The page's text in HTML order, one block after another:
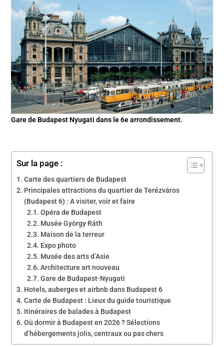
Gare de Budapest Nyugati dans le 6e arrondissement.
Sur la page :
Carte des quartiers de Budapest
Principales attractions du quartier de Terézváros
(Budapest 6) : A visiter, voir et faire
Opéra de Budapest
Musée György Ráth
Maison de la terreur
Expo photo
Musée des arts d’Asie
Architecture art nouveau
Gare de Budapest-Nyugati
Hotels, auberges et airbnb dans Budapest 6
Carte de Budapest : Lieux du guide touristique
Itinéraires de balades à Budapest
Où dormir à Budapest en 2026 ? Sélections
d’hébergements jolis, centraux ou pas chers